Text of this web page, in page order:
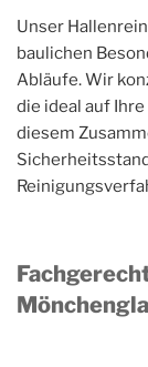
Unser
baulichen
Abläufe. Wir
die ideal auf
diesem